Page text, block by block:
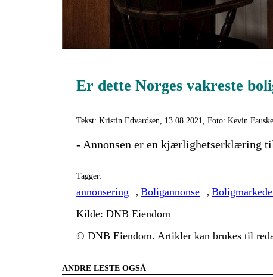
Er dette Norges vakreste
Tekst: Kristin Edvardsen, 13.08.2021, Foto: Kevin Fauske
- Annonsen er en kjærlighetserklæring
Tagger:
annonsering , Boligannonse ,
Kilde: DNB Eiendom
© DNB Eiendom. Artikler kan brukes til
ANDRE LESTE OGSÅ